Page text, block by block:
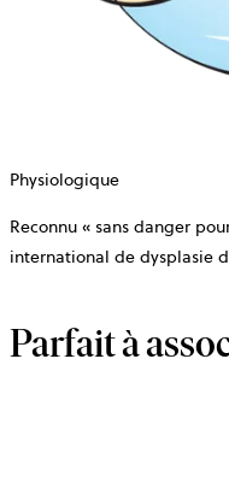
Physiologique
Reconnu « sans danger
international de dysplasie
Parfait à